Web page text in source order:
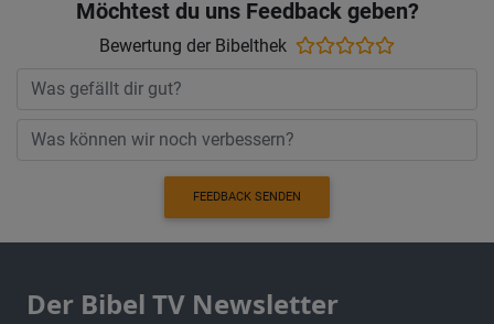
Möchtest du uns Feedback geben?
Bewertung der Bibelthek
FEEDBACK SENDEN
Der Bibel TV Newsletter